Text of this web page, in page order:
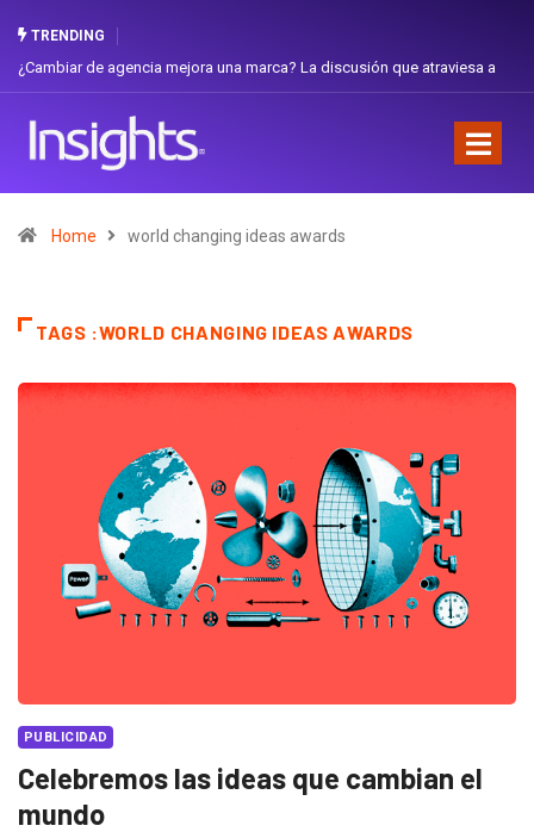
TRENDING
¿Cambiar de agencia mejora una marca? La discusión que atraviesa a
Home world changing ideas awards
TAGS :WORLD CHANGING IDEAS AWARDS
PUBLICIDAD
Celebremos las ideas que cambian el
mundo